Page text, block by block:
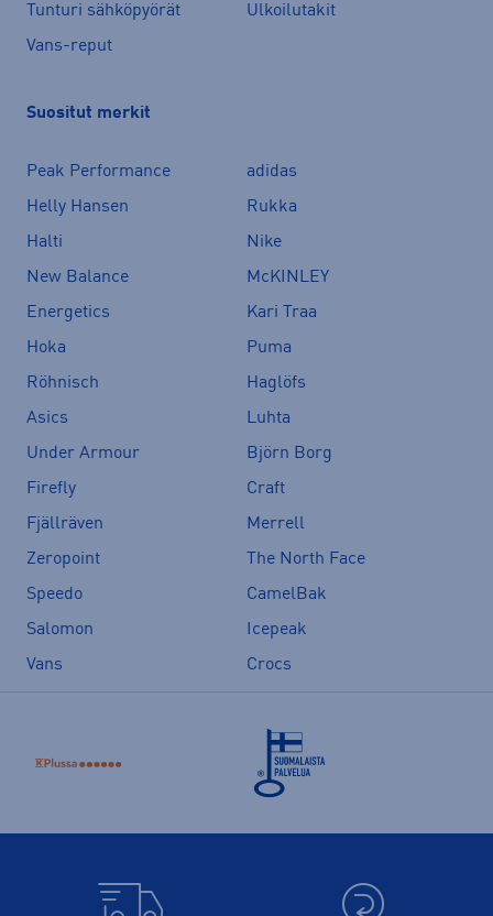
Tunturi sähköpyörät
Ulkoilutakit
Vans-reput
Suositut merkit
Peak Performance
adidas
Helly Hansen
Rukka
Halti
Nike
New Balance
McKINLEY
Energetics
Kari Traa
Hoka
Puma
Röhnisch
Haglöfs
Asics
Luhta
Under Armour
Björn Borg
Firefly
Craft
Fjällräven
Merrell
Zeropoint
The North Face
Speedo
CamelBak
Salomon
Icepeak
Vans
Crocs